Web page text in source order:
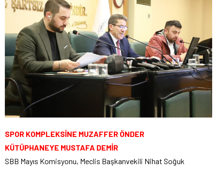
SPOR KOMPLEKSİNE MUZAFFER ÖNDER
KÜTÜPHANEYE MUSTAFA DEMİR
SBB Mayıs Komisyonu, Meclis Başkanvekili Nihat Soğuk